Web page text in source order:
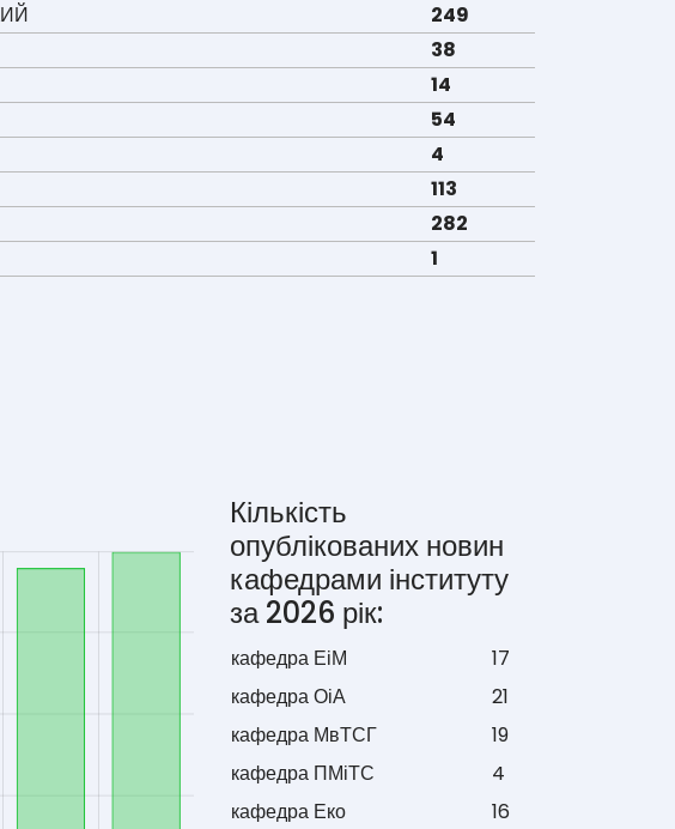
249
38
14
54
4
113
282
1
Кількість
опублікованих новин
кафедрами інституту
за 2026 рік:
кафедра ЕіМ
17
кафедра ОіА
21
кафедра МвТСГ
19
кафедра ПМіТС
4
кафедра Еко
16